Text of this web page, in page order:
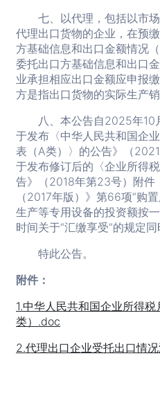
七、以代理，包括以市场
代理出口货物的企业，在预
方基础信息和出口金额情况
委托出口方基础信息和出口
业承担相应出口金额应申报
方是指出口货物的实际生产销
八、本公告自2025年10
于发布〈中华人民共和国企
表（A类）〉的公告》（
于发布修订后的〈企业所得
告》（2018年第23号）附件
（2017年版）》第66项“购
生产等专用设备的投资额按
时间关于“汇缴享受”的规定同
特此公告。
附件：
1.中华人民共和国企业所得
类）.doc
2.代理出口企业受托出口情